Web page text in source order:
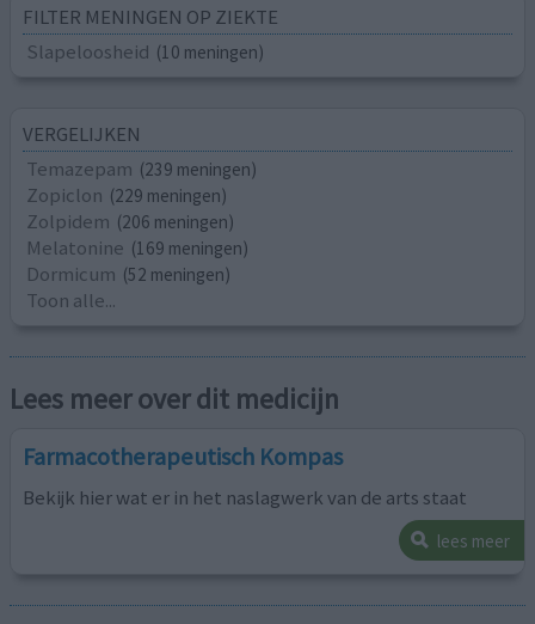
FILTER MENINGEN OP ZIEKTE
Slapeloosheid (10 meningen)
VERGELIJKEN
Temazepam (239 meningen)
Zopiclon (229 meningen)
Zolpidem (206 meningen)
Melatonine (169 meningen)
Dormicum (52 meningen)
Toon alle...
Lees meer over dit medicijn
Farmacotherapeutisch Kompas
Bekijk hier wat er in het naslagwerk van de arts staat
lees meer